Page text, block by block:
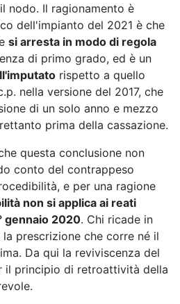
nodo. Il ragionamento è
dell'impianto del 2021 è che
si arresta in modo di regola
di primo grado, ed è un
rispetto a quello
nella versione del 2017, che
di un solo anno e mezzo
prima della cassazione.
questa conclusione non
conto del contrappeso
e per una ragione
non si applica ai reati
gennaio 2020. Chi ricade in
prescrizione che corre né il
Da qui la reviviscenza del
il principio di retroattività della